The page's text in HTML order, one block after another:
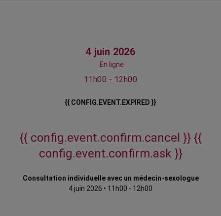
4 juin 2026
En ligne
11h00 - 12h00
{{ CONFIG.EVENT.EXPIRED }}
{{ config.event.confirm.cancel }} {{
config.event.confirm.ask }}
Consultation individuelle avec un médecin-sexologue
4 juin 2026 • 11h00 - 12h00